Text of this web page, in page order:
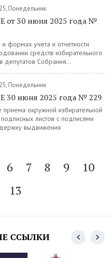
Понедельник
от 30 июня 2025 года №
формах учета и отчетности
средств избирательного
Собрания...
Понедельник
30 июня 2025 года № 229
окружной избирательной
листов с подписями
выдвижения
6 7 8 9
10
13
ССЫЛКИ